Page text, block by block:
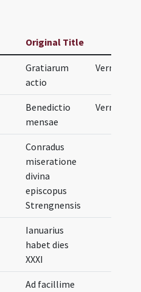
Original Title
Gratiarum
actio
Vernacular
Benedictio
mensae
Vernacular
Conradus
miseratione
divina
episcopus
Strengnensis
Ianuarius
habet dies
XXXI
Ad facillime